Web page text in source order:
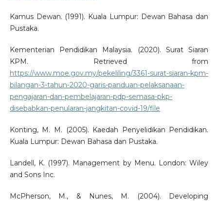
Kamus Dewan. (1991). Kuala Lumpur: Dewan Bahasa dan
Pustaka.
Kementerian Pendidikan Malaysia. (2020). Surat Siaran
KPM. Retrieved from
https://www.moe.gov.my/pekeliling/3361-surat-siaran-kpm-
bilangan-3-tahun-2020-garis-panduan-pelaksanaan-
pengajaran-dan-pembelajaran-pdp-semasa-pkp-
disebabkan-penularan-jangkitan-covid-19/file
Konting, M. M. (2005). Kaedah Penyelidikan Pendidikan.
Kuala Lumpur: Dewan Bahasa dan Pustaka.
Landell, K. (1997). Management by Menu. London: Wiley
and Sons Inc.
McPherson, M., & Nunes, M. (2004). Developing